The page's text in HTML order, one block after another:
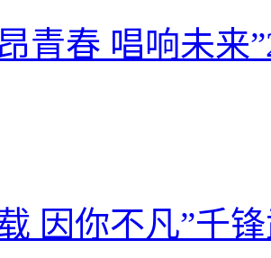
青春 唱响未来
因你不凡”千